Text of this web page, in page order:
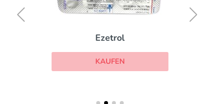
Ezetrol
KAUFEN